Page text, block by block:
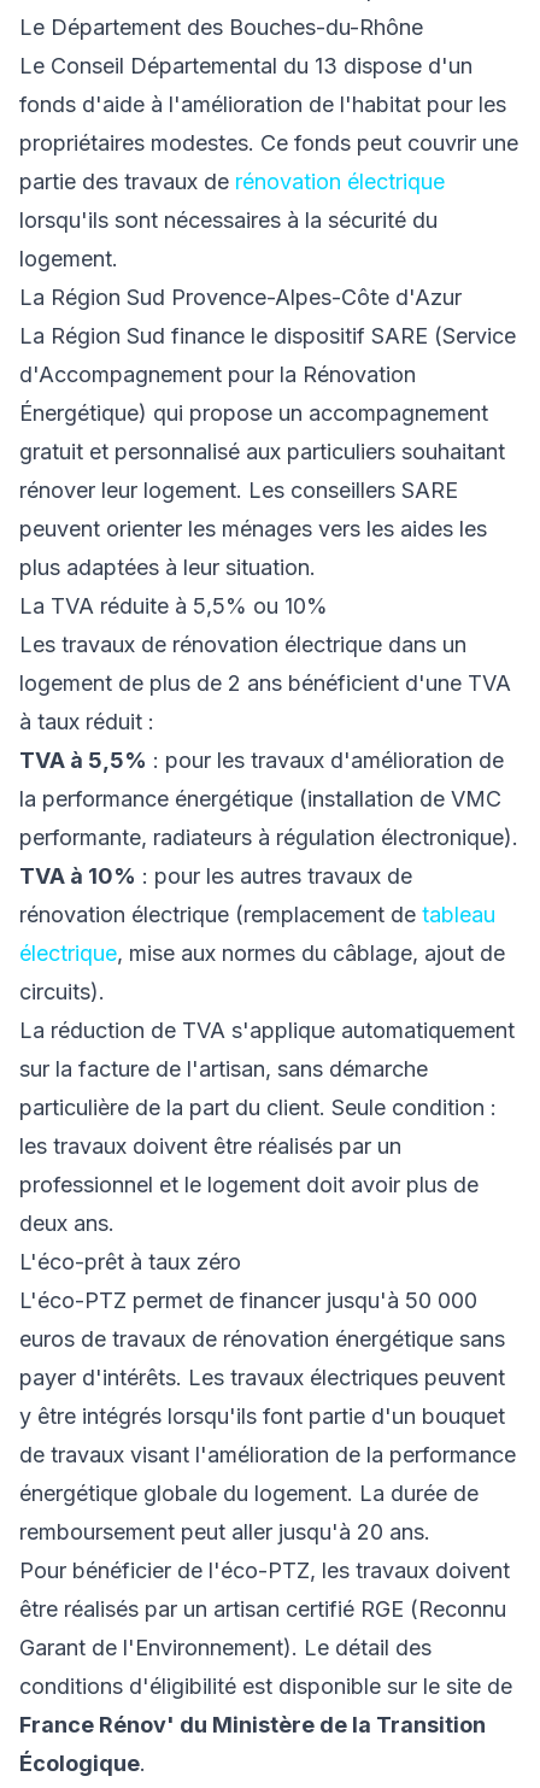
Le Département des Bouches-du-Rhône
Le Conseil Départemental du 13 dispose d'un
fonds d'aide à l'amélioration de l'habitat pour les
propriétaires modestes. Ce fonds peut couvrir une
partie des travaux de rénovation électrique
lorsqu'ils sont nécessaires à la sécurité du
logement.
La Région Sud Provence-Alpes-Côte d'Azur
La Région Sud finance le dispositif SARE (Service
d'Accompagnement pour la Rénovation
Énergétique) qui propose un accompagnement
gratuit et personnalisé aux particuliers souhaitant
rénover leur logement. Les conseillers SARE
peuvent orienter les ménages vers les aides les
plus adaptées à leur situation.
La TVA réduite à 5,5% ou 10%
Les travaux de rénovation électrique dans un
logement de plus de 2 ans bénéficient d'une TVA
à taux réduit :
TVA à 5,5% : pour les travaux d'amélioration de
la performance énergétique (installation de VMC
performante, radiateurs à régulation électronique).
TVA à 10% : pour les autres travaux de
rénovation électrique (remplacement de tableau
électrique, mise aux normes du câblage, ajout de
circuits).
La réduction de TVA s'applique automatiquement
sur la facture de l'artisan, sans démarche
particulière de la part du client. Seule condition :
les travaux doivent être réalisés par un
professionnel et le logement doit avoir plus de
deux ans.
L'éco-prêt à taux zéro
L'éco-PTZ permet de financer jusqu'à 50 000
euros de travaux de rénovation énergétique sans
payer d'intérêts. Les travaux électriques peuvent
y être intégrés lorsqu'ils font partie d'un bouquet
de travaux visant l'amélioration de la performance
énergétique globale du logement. La durée de
remboursement peut aller jusqu'à 20 ans.
Pour bénéficier de l'éco-PTZ, les travaux doivent
être réalisés par un artisan certifié RGE (Reconnu
Garant de l'Environnement). Le détail des
conditions d'éligibilité est disponible sur le site de
France Rénov' du Ministère de la Transition
Écologique.